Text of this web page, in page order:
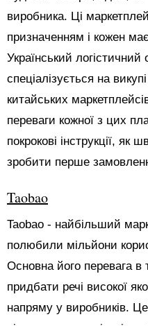
виробника. Ці
призначенням і кожен
Український логістичний
спеціалізується на
китайських
переваги кожної з цих
покрокові інструкції, як
зробити перше
Taobao
Taobao - найбільший
полюбили мільйони
Основна його перевага
придбати речі високої
напряму у виробників.